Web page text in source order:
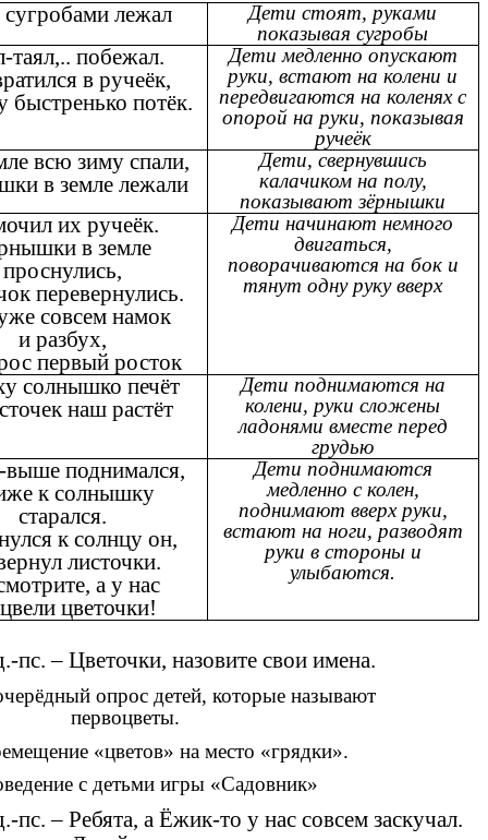
лежал
Дети стоят, руками
показывая сугробы
таял,.. побежал.
в ручеёк,
быстренько потёк.
Дети медленно опускают
руки, встают на колени и
передвигаются на коленях с
опорой на руки, показывая
ручеёк
всю зиму спали,
в земле лежали
Дети, свернувшись
калачиком на полу,
показывают зёрнышки
их ручеёк.
в земле
проснулись,
перевернулись.
совсем намок
и разбух,
первый росток
Дети начинают немного
двигаться,
поворачиваются на бок и
тянут одну руку вверх
солнышко печёт
наш растёт
Дети поднимаются на
колени, руки сложены
ладонями вместе перед
грудью
поднимался,
к солнышку
старался.
к солнцу он,
листочки.
а у нас
цветочки!
Дети поднимаются
медленно с колен,
поднимают вверх руки,
встают на ноги, разводят
руки в стороны и
улыбаются.
пс. – Цветочки, назовите свои имена.
опрос детей, которые называют
первоцветы.
«цветов» на место «грядки».
с детьми игры «Садовник»
пс. – Ребята, а Ёжик-то у нас совсем заскучал.